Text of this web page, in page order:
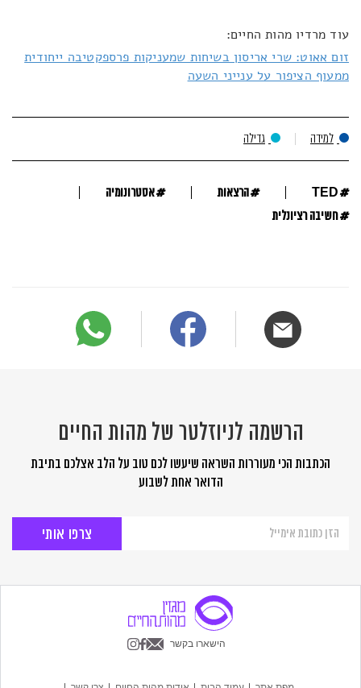
עוד מרדיו מהות החיים:
זום אאוט: שרי אריסון בשיחות שמעניקות פרספקטיבה ייחודית
ממעוף הציפור על ענייני השעה
למידה גדילה
#
TED
#הרצאות #אסטרונומיה
#חשיבה רציונלית
הרשמה לניוזלטר של מהות החיים
הכתבות הכי מעוררות השראה שיעשו לכם טוב על הלב אצלכם בתיבת
הדואר אחת לשבוע
לניוזלטר
החיים
הישארו בקשר